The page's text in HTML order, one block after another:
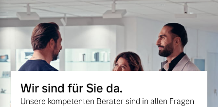
Wir sind für Sie da.
Unsere kompetenten Berater sind in allen Fragen